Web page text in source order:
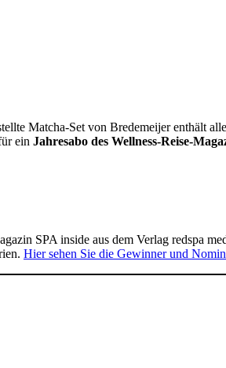
Matcha-Set von Bredemeijer enthält
ein Jahresabo des Wellness-Reise-
SPA inside aus dem Verlag redspa
Hier sehen Sie die Gewinner und